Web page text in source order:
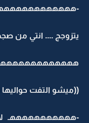
-
يتزوجج .... انتي من
((ميشو التفت
-هههههههههههـ